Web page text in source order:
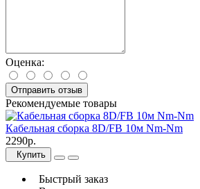
Оценка:
Отправить отзыв
Рекомендуемые товары
Кабельная сборка 8D/FB 10м Nm-Nm
2290р.
Купить
Быстрый заказ